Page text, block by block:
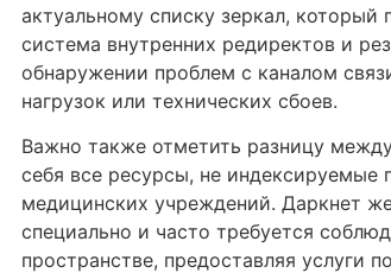
актуальному списку зеркал,
система внутренних редиректов и
обнаружении проблем с каналом
нагрузок или технических сбоев.
Важно также отметить разницу между
себя все ресурсы, не
медицинских учреждений. Даркнет
специально и часто требуется
пространстве, предоставляя